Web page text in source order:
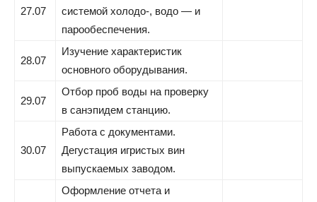
27.07
системой холодо-, водо — и
парообеспечения.
28.07
Изучение характеристик
основного оборудывания.
29.07
Отбор проб воды на проверку
в санэпидем станцию.
30.07
Работа с документами.
Дегустация игристых вин
выпускаемых заводом.
Оформление отчета и